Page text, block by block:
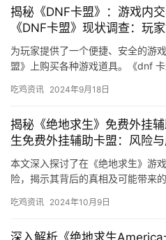
不要忽视这个隐藏的宝藏
的好习惯，让你的《绝地求生
生成海报
相关推荐
《DNF卡盟》现状调查：玩
盟》上购买各种游戏道具。《dnf
吃鸡资讯 2024年9月18日